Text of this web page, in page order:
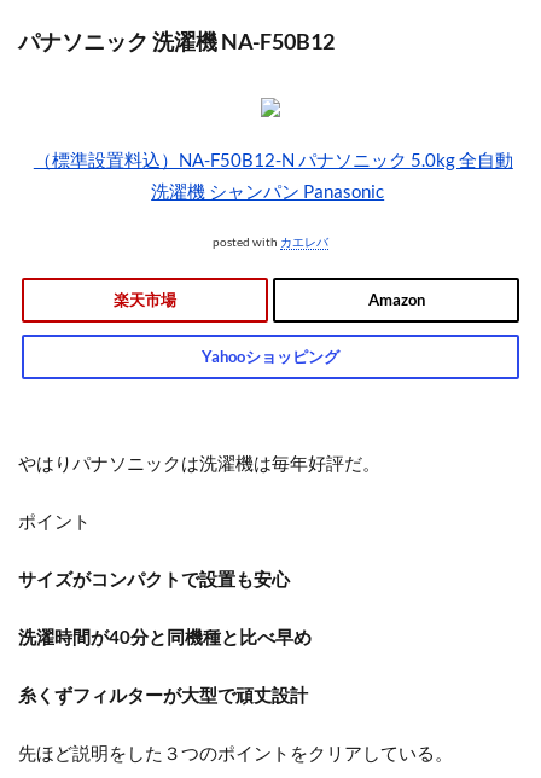
パナソニック 洗濯機 NA-F50B12
（標準設置料込）NA-F50B12-N パナソニック 5.0kg 全自動
洗濯機 シャンパン Panasonic
posted with カエレバ
楽天市場 Amazon
Yahooショッピング
やはりパナソニックは洗濯機は毎年好評だ。
ポイント
サイズがコンパクトで設置も安心
洗濯時間が40分と同機種と比べ早め
糸くずフィルターが大型で頑丈設計
先ほど説明をした３つのポイントをクリアしている。